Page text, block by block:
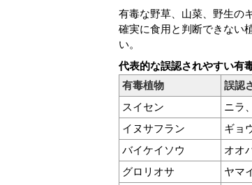
有毒な野草、山菜、野生の
確実に食用と判断できない
い。
代表的な誤認されやすい有
有毒植物
誤認
スイセン
ニラ
イヌサフラン
ギョ
バイケイソウ
オオ
グロリオサ
ヤマ